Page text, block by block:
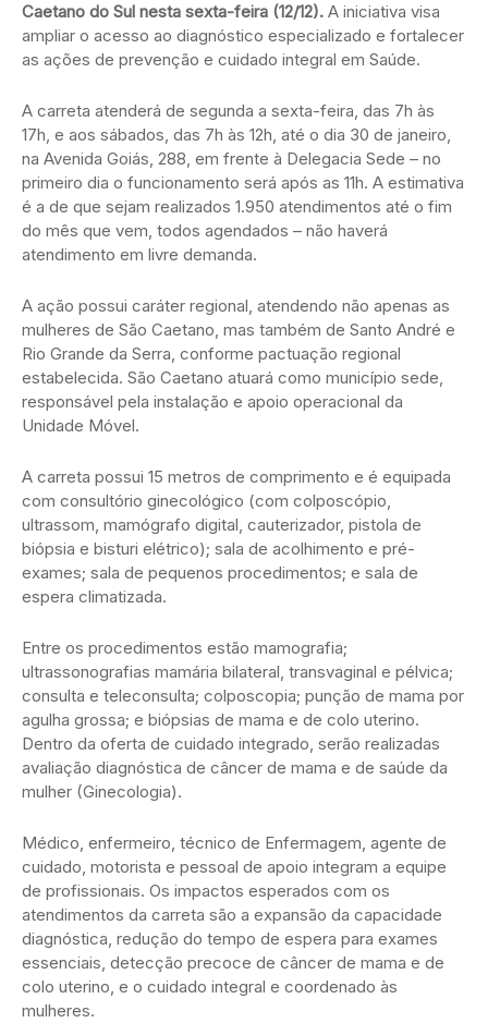
Caetano do Sul nesta sexta-feira (12/12). A iniciativa visa
ampliar o acesso ao diagnóstico especializado e fortalecer
as ações de prevenção e cuidado integral em Saúde.
A carreta atenderá de segunda a sexta-feira, das 7h às
17h, e aos sábados, das 7h às 12h, até o dia 30 de janeiro,
na Avenida Goiás, 288, em frente à Delegacia Sede – no
primeiro dia o funcionamento será após as 11h. A estimativa
é a de que sejam realizados 1.950 atendimentos até o fim
do mês que vem, todos agendados – não haverá
atendimento em livre demanda.
A ação possui caráter regional, atendendo não apenas as
mulheres de São Caetano, mas também de Santo André e
Rio Grande da Serra, conforme pactuação regional
estabelecida. São Caetano atuará como município sede,
responsável pela instalação e apoio operacional da
Unidade Móvel.
A carreta possui 15 metros de comprimento e é equipada
com consultório ginecológico (com colposcópio,
ultrassom, mamógrafo digital, cauterizador, pistola de
biópsia e bisturi elétrico); sala de acolhimento e pré-
exames; sala de pequenos procedimentos; e sala de
espera climatizada.
Entre os procedimentos estão mamografia;
ultrassonografias mamária bilateral, transvaginal e pélvica;
consulta e teleconsulta; colposcopia; punção de mama por
agulha grossa; e biópsias de mama e de colo uterino.
Dentro da oferta de cuidado integrado, serão realizadas
avaliação diagnóstica de câncer de mama e de saúde da
mulher (Ginecologia).
Médico, enfermeiro, técnico de Enfermagem, agente de
cuidado, motorista e pessoal de apoio integram a equipe
de profissionais. Os impactos esperados com os
atendimentos da carreta são a expansão da capacidade
diagnóstica, redução do tempo de espera para exames
essenciais, detecção precoce de câncer de mama e de
colo uterino, e o cuidado integral e coordenado às
mulheres.